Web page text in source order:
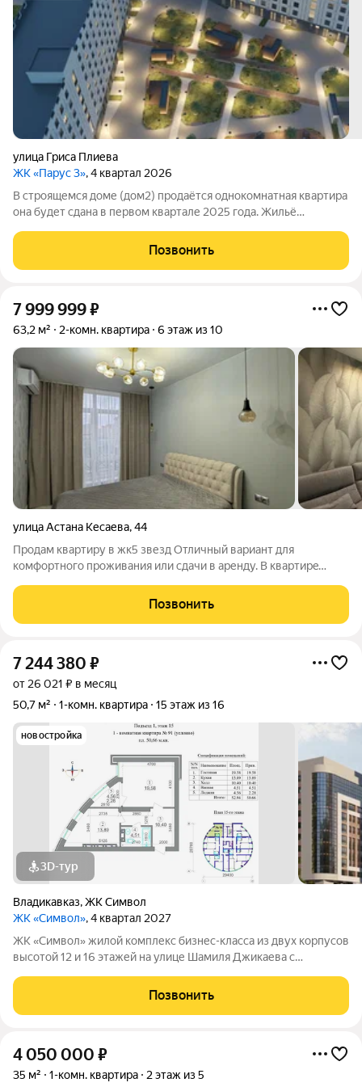
улица Гриса Плиева
ЖК «Парус 3», 4 квартал 2026
В строящемся доме (дом2) продаётся однокомнатная квартира
она будет сдана в первом квартале 2025 года. Жильё
составляет 54,3кв. м. Объект входит в новый жилой комплекс
«Парус3» от застройщика
Позвонить
7 999 999₽
63,2 м² 2-комн. квартира 6 этаж из 10
улица Астана Кесаева,44
Продам квартиру в жк5 звезд Oтличный вариант для
комфopтного проживания или сдачи в aренду. В квaртирe
комнaты, оборудованная кухня и санузел. Можно заехать и
жить без дополнительных вложений.
Позвонить
7 244 380 ₽
от 26 021 ₽ в месяц
50,7 м²
1-комн. квартира 15 этаж из 16
новостройка
3D-тур
Владикавказ,ЖК Символ
ЖК «Символ», 4 квартал 2027
ЖК «Символ» жилой комплекс бизнес-класса из двух корпусов
высотой 12 и 16 этажей на улице Шамиля Джикаева с
хребет и Московское шоссе. Внешние стены толщиной 70 см
помогают сохранять тепло
Позвонить
4 050 000 ₽
35 м² 1-комн. квартира 2 этаж из 5